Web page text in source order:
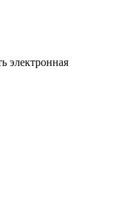
электронная